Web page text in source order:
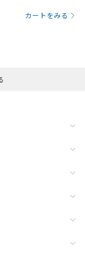
対応状況ページへ
カートをみる